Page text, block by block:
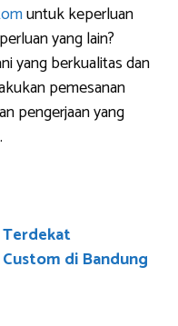
untuk keperluan
yang lain?
yang berkualitas dan
pemesanan
pengerjaan yang
di Bandung